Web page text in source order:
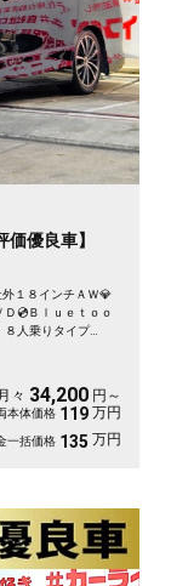
優良車】
１８インチＡＷ💎
💿Ｂｌｕｅｔｏｏ
８人乗りタイプ
月々 34,200 円～
本体価格 119 万円
一括価格 135 万円